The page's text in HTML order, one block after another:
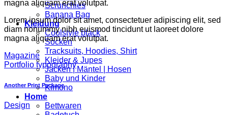
Scrunchies
Banana Bag
Kleidung
Coolstyle black
Socken
Tracksuits, Hoodies, Shirt
Kleider & Jupes
Jacken | Mäntel | Hosen
Baby und Kinder
Kimono
Home
Bettwaren
magna aliquam erat volutpat.
Lorem ipsum dolor sit amet, consectetuer adipiscing elit, sed
diam nonummy nibh euismod tincidunt ut laoreet dolore
magna aliquam erat volutpat.
Magazine
Portfolio typography
Another Print Package
Design